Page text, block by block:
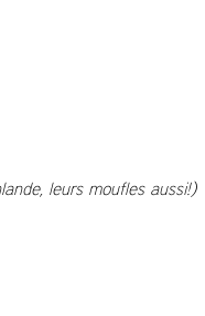
leurs moufles aussi!)